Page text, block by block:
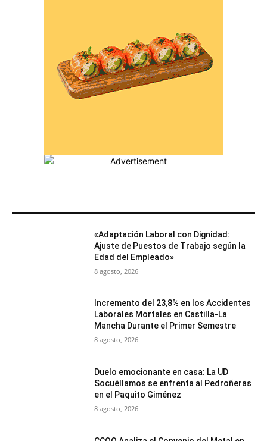
«Adaptación Laboral con Dignidad:
Ajuste de Puestos de Trabajo según la
Edad del Empleado»
8 agosto, 2026
Incremento del 23,8% en los Accidentes
Laborales Mortales en Castilla-La
Mancha Durante el Primer Semestre
8 agosto, 2026
Duelo emocionante en casa: La UD
Socuéllamos se enfrenta al Pedroñeras
en el Paquito Giménez
8 agosto, 2026